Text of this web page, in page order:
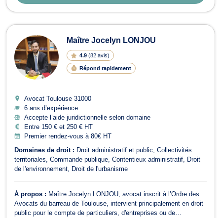
Maître Jocelyn LONJOU
4.9 (82 avis)
Répond rapidement
Avocat Toulouse 31000
6 ans d’expérience
Accepte l’aide juridictionnelle selon domaine
Entre 150 € et 250 € HT
Premier rendez-vous à 80€ HT
Domaines de droit : Droit administratif et public Collectivités
territoriales Commande publique Contentieux administratif
Droit
de l'environnement
Droit de l'urbanisme
À propos : Maître Jocelyn LONJOU, avocat inscrit à l’Ordre des
Avocats du barreau de Toulouse, intervient principalement en droit
public pour le compte de particuliers, d'entreprises ou de